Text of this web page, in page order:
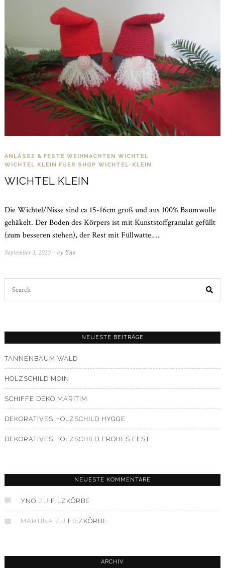
ANLÄSSE & FESTE WEIHNACHTEN WICHTEL
WICHTEL KLEIN FUER SHOP WICHTEL-KLEIN
WICHTEL KLEIN
Die Wichtel/Nisse sind ca 15-16cm groß und aus 100% Baumwolle
gehäkelt. Der Boden des Körpers ist mit Kunststoffgranulat gefüllt
(zum besseren stehen), der Rest mit Füllwatte.…
September 3, 2020November
by Yno
NEUESTE BEITRÄGE
TANNENBAUM WALD
HOLZSCHILD MOIN
SCHIFFE DEKO MARITIM
DEKORATIVES HOLZSCHILD HYGGE
DEKORATIVES HOLZSCHILD FROHES FEST
NEUESTE KOMMENTARE
YNO ZU FILZKÖRBE
MARTINA ZU FILZKÖRBE
ARCHIV